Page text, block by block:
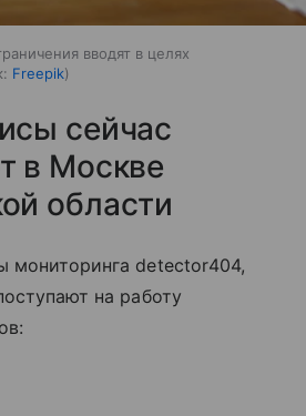
вводят в целях
Freepik
сейчас
в Москве
области
мониторинга detector404,
на работу